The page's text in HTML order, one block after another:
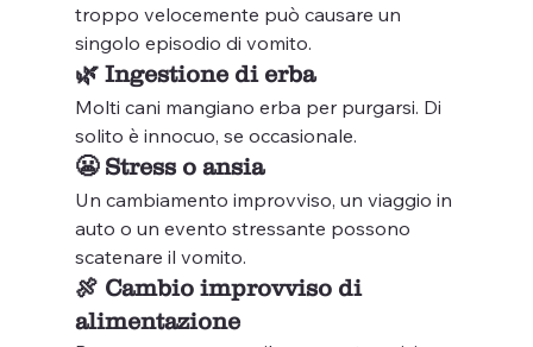
troppo velocemente può causare un
singolo episodio di vomito.
🌿 Ingestione di erba
Molti cani mangiano erba per purgarsi. Di
solito è innocuo, se occasionale.
😬 Stress o ansia
Un cambiamento improvviso, un viaggio in
auto o un evento stressante possono
scatenare il vomito.
🍖 Cambio improvviso di
alimentazione